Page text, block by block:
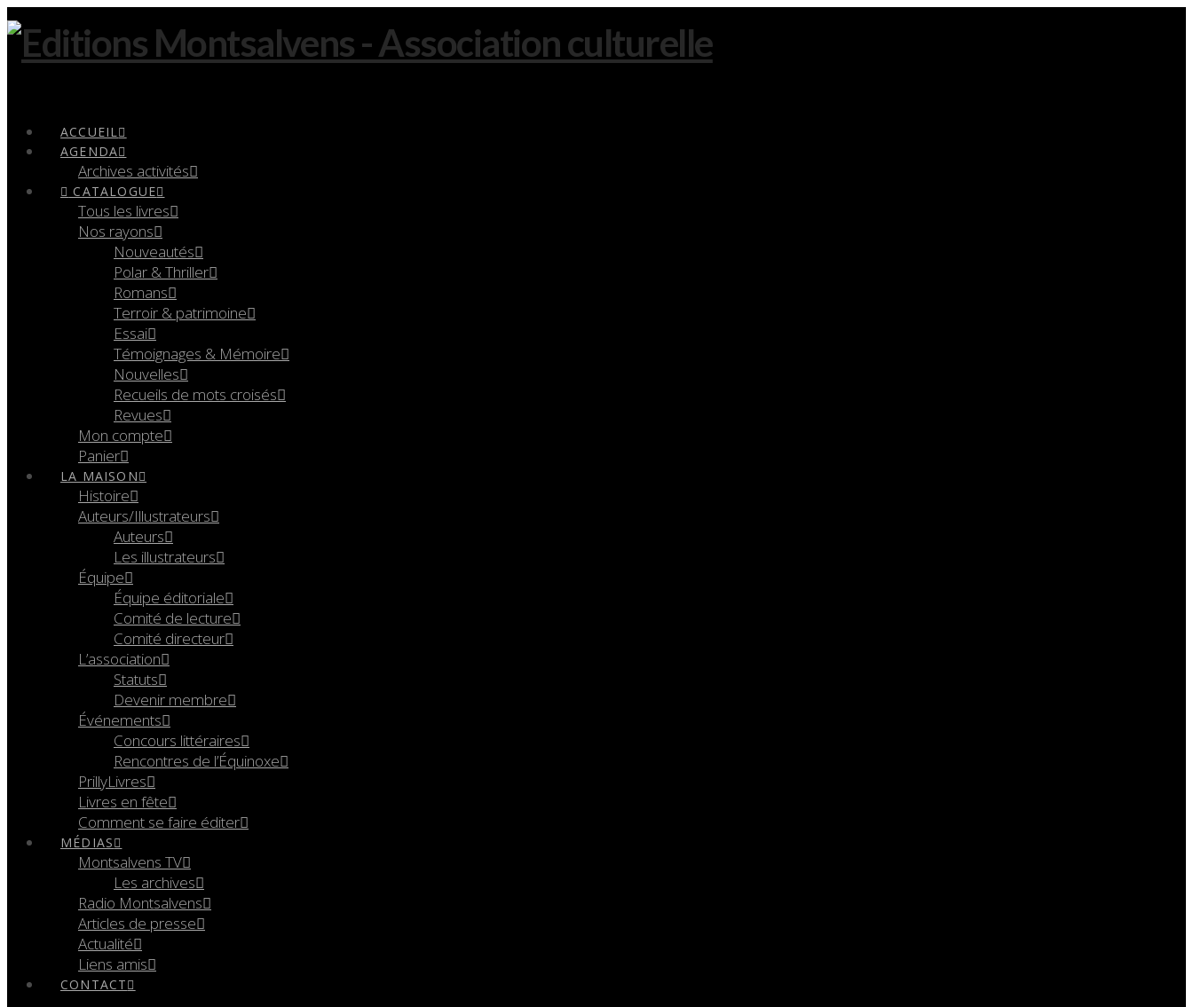
ACCUEIL
AGENDA
Archives activités
CATALOGUE
Tous les livres
Nos rayons
Nouveautés
Polar & Thriller
Romans
Terroir & patrimoine
Essai
Témoignages & Mémoire
Nouvelles
Recueils de mots croisés
Revues
Mon compte
Panier
LA MAISON
Histoire
Auteurs/Illustrateurs
Auteurs
Les illustrateurs
Équipe
Équipe éditoriale
Comité de lecture
Comité directeur
L’association
Statuts
Devenir membre
Événements
Concours littéraires
Rencontres de l’Équinoxe
PrillyLivres
Livres en fête
Comment se faire éditer
MÉDIAS
Montsalvens TV
Les archives
Radio Montsalvens
Articles de presse
Actualité
Liens amis
CONTACT